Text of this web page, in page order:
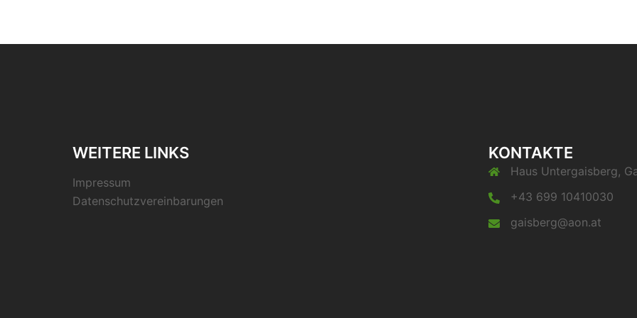
WEITERE LINKS
Impressum
Datenschutzvereinbarungen
KONTAKTE
Haus Untergaisberg,
+43 699 10410030
gaisberg@aon.at